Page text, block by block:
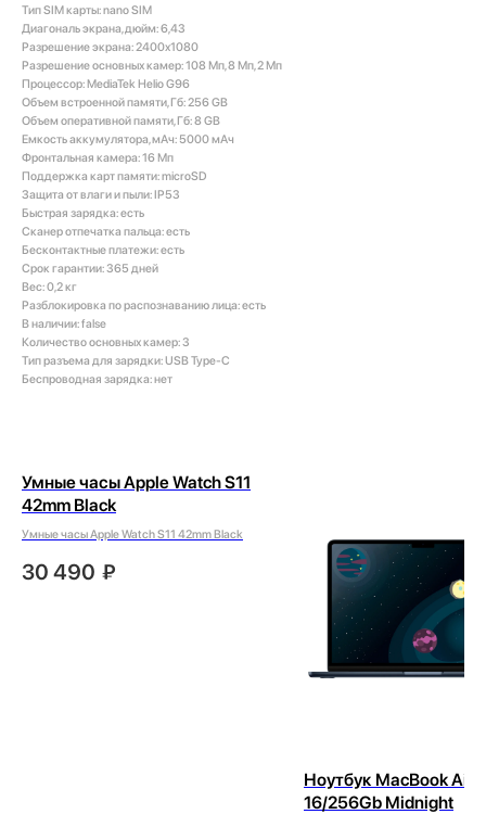
Тип SIM карты: nano SIM
Диагональ экрана, дюйм: 6,43
Разрешение экрана: 2400x1080
Разрешение основных камер: 108 Мп, 8 Мп, 2 Мп
Процессор: MediaTek Helio G96
Объем встроенной памяти, Гб: 256 GB
Объем оперативной памяти, Гб: 8 GB
Емкость аккумулятора, мАч: 5000 мАч
Фронтальная камера: 16 Мп
Поддержка карт памяти: microSD
Защита от влаги и пыли: IP53
Быстрая зарядка: есть
Сканер отпечатка пальца: есть
Бесконтактные платежи: есть
Срок гарантии: 365 дней
Вес: 0,2 кг
Разблокировка по распознаванию лица: есть
В наличии: false
Количество основных камер: 3
Тип разъема для зарядки: USB Type-C
Беспроводная зарядка: нет
Умные часы Apple Watch S11
42mm Black
Умные часы Apple Watch S11 42mm Black
30 490 ₽
Ноутбук MacBook Air
16/256Gb Midnight